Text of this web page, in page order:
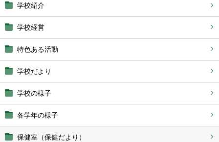
学校紹介
学校経営
特色ある活動
学校だより
学校の様子
各学年の様子
保健室（保健だより）